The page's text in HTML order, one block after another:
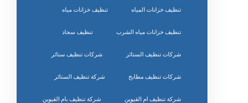
تنظيف خزانات المياه تنظيف خزانات مياه
تنظيف خزانات مياه الشرب تنظيف سجاد
شركات تنظيف الستائر شركات تنظيف ستائر
شركات تنظيف مطابخ شركة تنظيف الستائر
شركة تنظيف ام القيوين شركة تنظيف بام القيوين